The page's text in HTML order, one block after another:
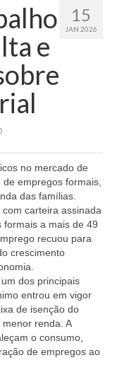
15
JAN 2026
e
no mercado de
empregos formais,
das famílias.
carteira assinada
a mais de 49
recuou para
crescimento
dos principais
entrou em vigor
de isenção do
renda. A
o consumo,
de empregos ao